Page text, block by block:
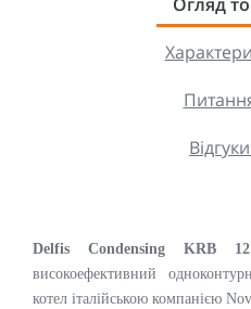
Delfis Condensing KRB 12
високоефективний
котел італійською компанією